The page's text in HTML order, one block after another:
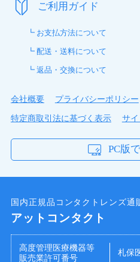
ご利用ガイド
┗ お支払方法について
┗ 配送・送料について
┗ 返品・交換について
会社概要
プライバシーポリシー
特定商取引法に基づく表示
サ
PC版
国内正規品コンタクトレンズ通
アットコンタクト
高度管理医療機器等
販売業許可番号
札保